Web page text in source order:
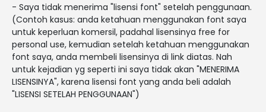
- Saya tidak menerima "lisensi font" setelah penggunaan.
(Contoh kasus: anda ketahuan menggunakan font saya
untuk keperluan komersil, padahal lisensinya free for
personal use, kemudian setelah ketahuan menggunakan
font saya, anda membeli lisensinya di link diatas. Nah
untuk kejadian yg seperti ini saya tidak akan "MENERIMA
LISENSINYA", karena lisensi font yang anda beli adalah
"LISENSI SETELAH PENGGUNAAN")